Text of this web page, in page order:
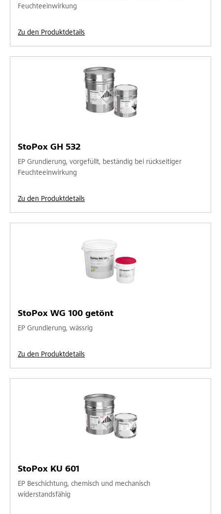
Feuchteeinwirkung
Zu den Produktdetails
StoPox GH 532
EP Grundierung, vorgefüllt, beständig bei rückseitiger
Feuchteeinwirkung
Zu den Produktdetails
StoPox WG 100 getönt
EP Grundierung, wässrig
Zu den Produktdetails
StoPox KU 601
EP Beschichtung, chemisch und mechanisch
widerstandsfähig